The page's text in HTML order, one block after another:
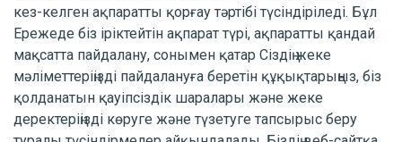
кез-келген ақпаратты қорғау тәртібі түсіндіріледі. Бұл
Ережеде біз іріктейтін ақпарат түрі, ақпаратты қандай
мақсатта пайдалану, сонымен қатар Сіздің жеке
мәліметтеріңізді пайдалануға беретін құқықтарыңыз, біз
қолданатын қауіпсіздік шаралары және жеке
деректеріңізді көруге және түзетуге тапсырыс беру